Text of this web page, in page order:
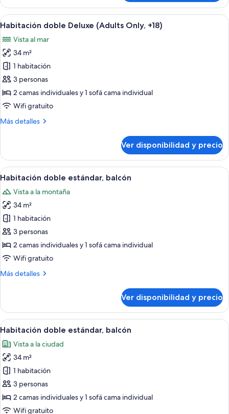
doble
familiar,
balcón
Ver
todas
las
fotos
de
Habitación
doble
Deluxe
(Adults
Only,
Habitación de hotel con una cama
5
Habitación doble Deluxe (Adults Only, +18)
Vista al mar
34 m²
1 habitación
3 personas
2 camas individuales y 1 sofá cama individual
Wifi gratuito
Más detalles
Más
doble
Deluxe
(Adults
+18)
Ver disponibilidad y precio
Ver
todas
las
fotos
de
Habitación
doble
estándar,
balcón
Habitación de hotel con dos camas,
5
Habitación doble estándar, balcón
Vista a la montaña
34 m²
1 habitación
3 personas
2 camas individuales y 1 sofá cama individual
Wifi gratuito
Más detalles
Más
doble
estándar,
balcón
Ver disponibilidad y precio
Ver
todas
las
fotos
de
Habitación
doble
estándar,
Habitación de hotel con dos camas,
5
Habitación doble estándar, balcón
Vista a la ciudad
34 m²
1 habitación
3 personas
2 camas individuales y 1 sofá cama individual
Wifi gratuito